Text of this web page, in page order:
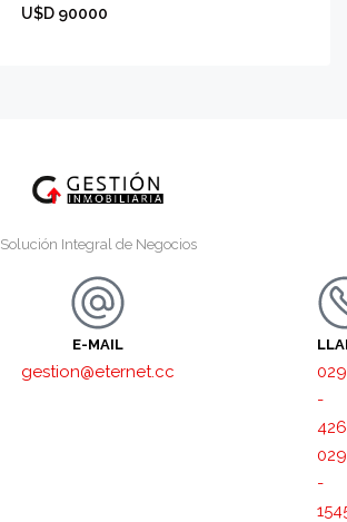
U$D 90000
Solución Integral de Negocios
E-MAIL
gestion@eternet.cc
-
-